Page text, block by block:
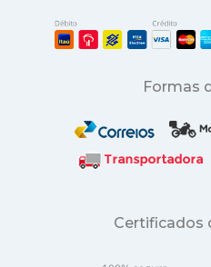
Formas
Certificados